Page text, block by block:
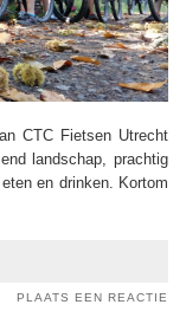
CTC Fietsen Utrecht
landschap, prachtig
en drinken. Kortom
PLAATS EEN REACTIE